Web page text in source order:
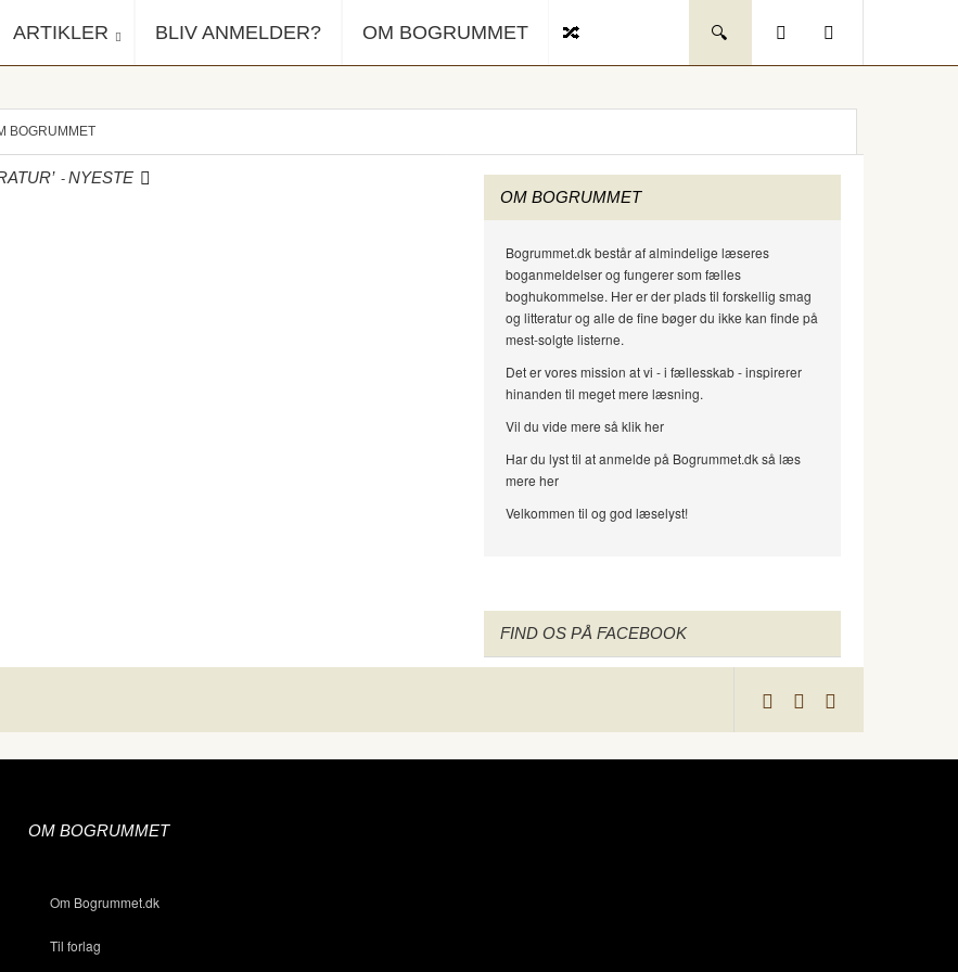
ARTIKLER BLIV ANMELDER? OM BOGRUMMET
BOGRUMMET
-NYESTE
OM BOGRUMMET
Bogrummet.dk består af almindelige læseres
boganmeldelser og fungerer som fælles
boghukommelse. Her er der plads til forskellig smag
og litteratur og alle de fine bøger du ikke kan finde på
mest-solgte listerne.
Det er vores mission at vi - i fællesskab - inspirerer
hinanden til meget mere læsning.
Vil du vide mere så klik her
Har du lyst til at anmelde på Bogrummet.dk så læs
mere her
Velkommen til og god læselyst!
FIND OS PÅ FACEBOOK
OM BOGRUMMET
Om Bogrummet.dk
Til forlag